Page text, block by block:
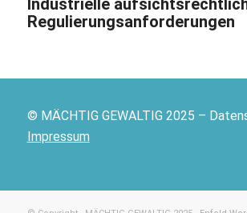
Industrielle
Regulierungsanforderungen
© MÄCHTIG GEWALTIG 2025 –
Impressum